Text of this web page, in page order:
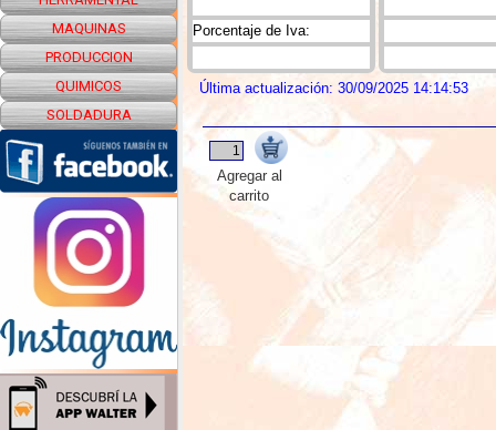
MAQUINAS
PRODUCCION
QUIMICOS
SOLDADURA
Porcentaje de Iva:
Última actualización: 30/09/2025 14:14:53
Agregar al
carrito